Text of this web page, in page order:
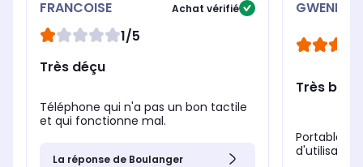
FRANCOISE Achat vérifié
1/5
Très déçu
Téléphone qui n'a pas un bon tactile
et qui fonctionne mal.
La réponse de Boulanger
Très bien
Portable
d'utilisation